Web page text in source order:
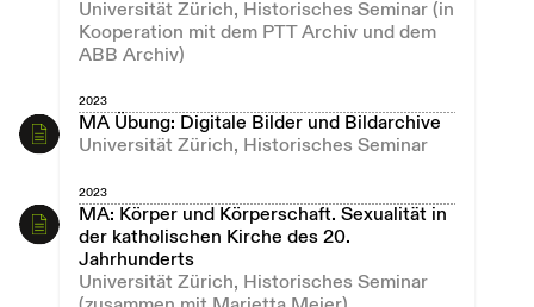
Universität Zürich, Historisches Seminar (in
Kooperation mit dem PTT Archiv und dem
ABB Archiv)
2023
MA Übung: Digitale Bilder und Bildarchive
Universität Zürich, Historisches Seminar
2023
MA: Körper und Körperschaft. Sexualität in
der katholischen Kirche des 20.
Jahrhunderts
Universität Zürich, Historisches Seminar